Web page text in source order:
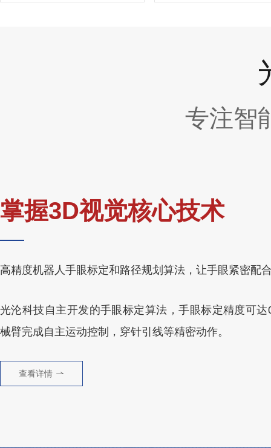
专注智
掌握3D视觉核心技术
高精度机器人手眼标定和路径规划算法，让手眼紧密配
光沦科技自主开发的手眼标定算法，手眼标定精度可
械臂完成自主运动控制，穿针引线等精密动作。
查看详情